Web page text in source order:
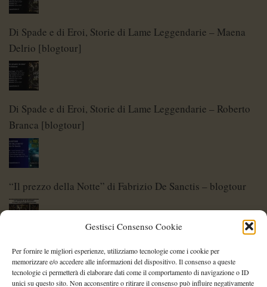
Gestisci Consenso Cookie
Per fornire le migliori esperienze, utilizziamo tecnologie come i cookie per
memorizzare e/o accedere alle informazioni del dispositivo. Il consenso a queste
tecnologie ci permetterà di elaborare dati come il comportamento di navigazione o ID
unici su questo sito. Non acconsentire o ritirare il consenso può influire negativamente
Di Spade e di Eroi, Storie di Lame Leggendarie – Maena
Delrio [blogtour]
Di Spade e di Eroi, Storie di Lame Leggendarie – Roberto
Branca [blogtour]
“Il prezzo della Notte” di Fabrizio De Sanctis – blogtour
Di Spade e di Eroi – Storie di Lame Leggendarie